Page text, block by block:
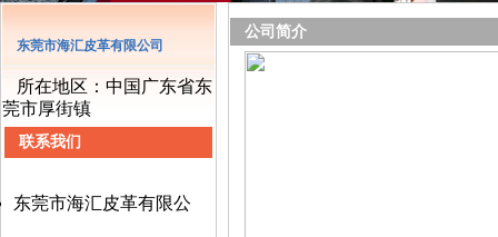
东莞市海汇皮革有限公司
所在地区：中国广东省东
莞市厚街镇
联系我们
东莞市海汇皮革有限公
公司简介